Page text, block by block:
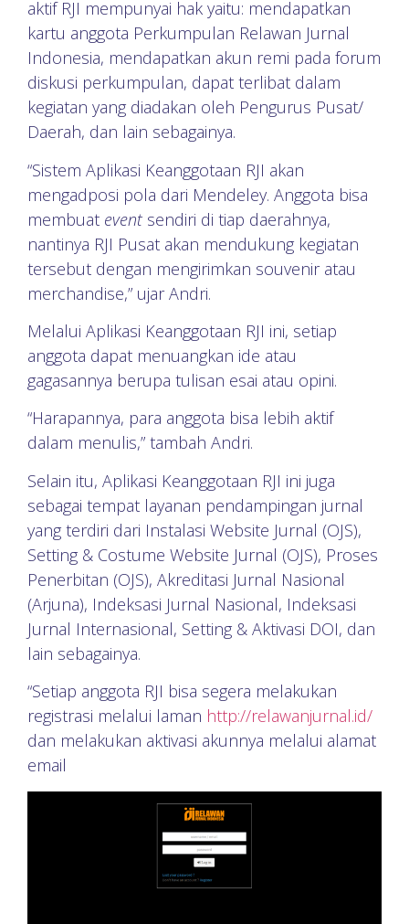
aktif RJI mempunyai hak yaitu: mendapatkan
kartu anggota Perkumpulan Relawan Jurnal
Indonesia, mendapatkan akun remi pada forum
diskusi perkumpulan, dapat terlibat dalam
kegiatan yang diadakan oleh Pengurus Pusat/
Daerah, dan lain sebagainya.
“Sistem Aplikasi Keanggotaan RJI akan
mengadposi pola dari Mendeley. Anggota bisa
membuat event sendiri di tiap daerahnya,
nantinya RJI Pusat akan mendukung kegiatan
tersebut dengan mengirimkan souvenir atau
merchandise,” ujar Andri.
Melalui Aplikasi Keanggotaan RJI ini, setiap
anggota dapat menuangkan ide atau
gagasannya berupa tulisan esai atau opini.
“Harapannya, para anggota bisa lebih aktif
dalam menulis,” tambah Andri.
Selain itu, Aplikasi Keanggotaan RJI ini juga
sebagai tempat layanan pendampingan jurnal
yang terdiri dari Instalasi Website Jurnal (OJS),
Setting & Costume Website Jurnal (OJS), Proses
Penerbitan (OJS), Akreditasi Jurnal Nasional
(Arjuna), Indeksasi Jurnal Nasional, Indeksasi
Jurnal Internasional, Setting & Aktivasi DOI, dan
lain sebagainya.
“Setiap anggota RJI bisa segera melakukan
registrasi melalui laman http://relawanjurnal.id/
dan melakukan aktivasi akunnya melalui alamat
email